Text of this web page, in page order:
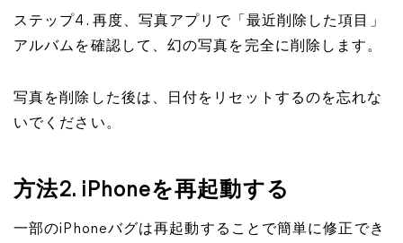
ステップ4. 再度、写真アプリで「最近削除した項目」
アルバムを確認して、幻の写真を完全に削除します。
写真を削除した後は、日付をリセットするのを忘れな
いでください。
方法2. iPhoneを再起動する
一部のiPhoneバグは再起動することで簡単に修正でき